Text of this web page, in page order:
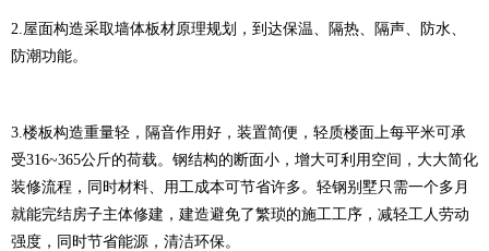
2.屋面构造采取墙体板材原理规划，到达保温、隔热、隔声、防水、
防潮功能。
3.楼板构造重量轻，隔音作用好，装置简便，轻质楼面上每平米可承
受316~365公斤的荷载。钢结构的断面小，增大可利用空间，大大简化
装修流程，同时材料、用工成本可节省许多。轻钢别墅只需一个多月
就能完结房子主体修建，建造避免了繁琐的施工工序，减轻工人劳动
强度，同时节省能源，清洁环保。